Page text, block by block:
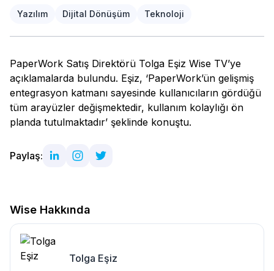
Yazılım Dijital Dönüşüm Teknoloji
PaperWork Satış Direktörü Tolga Eşiz Wise TV’ye
açıklamalarda bulundu. Eşiz, ‘PaperWork’ün gelişmiş
entegrasyon katmanı sayesinde kullanıcıların gördüğü
tüm arayüzler değişmektedir, kullanım kolaylığı ön
planda tutulmaktadır’ şeklinde konuştu.
Paylaş:
Wise Hakkında
Tolga Eşiz